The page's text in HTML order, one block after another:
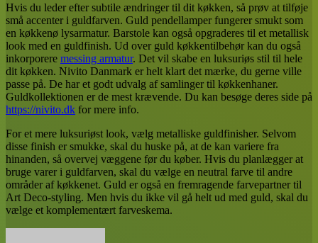
Hvis du leder efter subtile ændringer til dit køkken, så prøv at tilføje
små accenter i guldfarven. Guld pendellamper fungerer smukt som
en køkkenø lysarmatur. Barstole kan også opgraderes til et metallisk
look med en guldfinish. Ud over guld køkkentilbehør kan du også
inkorporere messing armatur. Det vil skabe en luksuriøs stil til hele
dit køkken. Nivito Danmark er helt klart det mærke, du gerne ville
passe på. De har et godt udvalg af samlinger til køkkenhaner.
Guldkollektionen er de mest krævende. Du kan besøge deres side på
https://nivito.dk for mere info.
For et mere luksuriøst look, vælg metalliske guldfinisher. Selvom
disse finish er smukke, skal du huske på, at de kan variere fra
hinanden, så overvej væggene før du køber. Hvis du planlægger at
bruge varer i guldfarven, skal du vælge en neutral farve til andre
områder af køkkenet. Guld er også en fremragende farvepartner til
Art Deco-styling. Men hvis du ikke vil gå helt ud med guld, skal du
vælge et komplementært farveskema.